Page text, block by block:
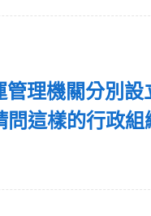
管理機關分別設
這樣的行政組